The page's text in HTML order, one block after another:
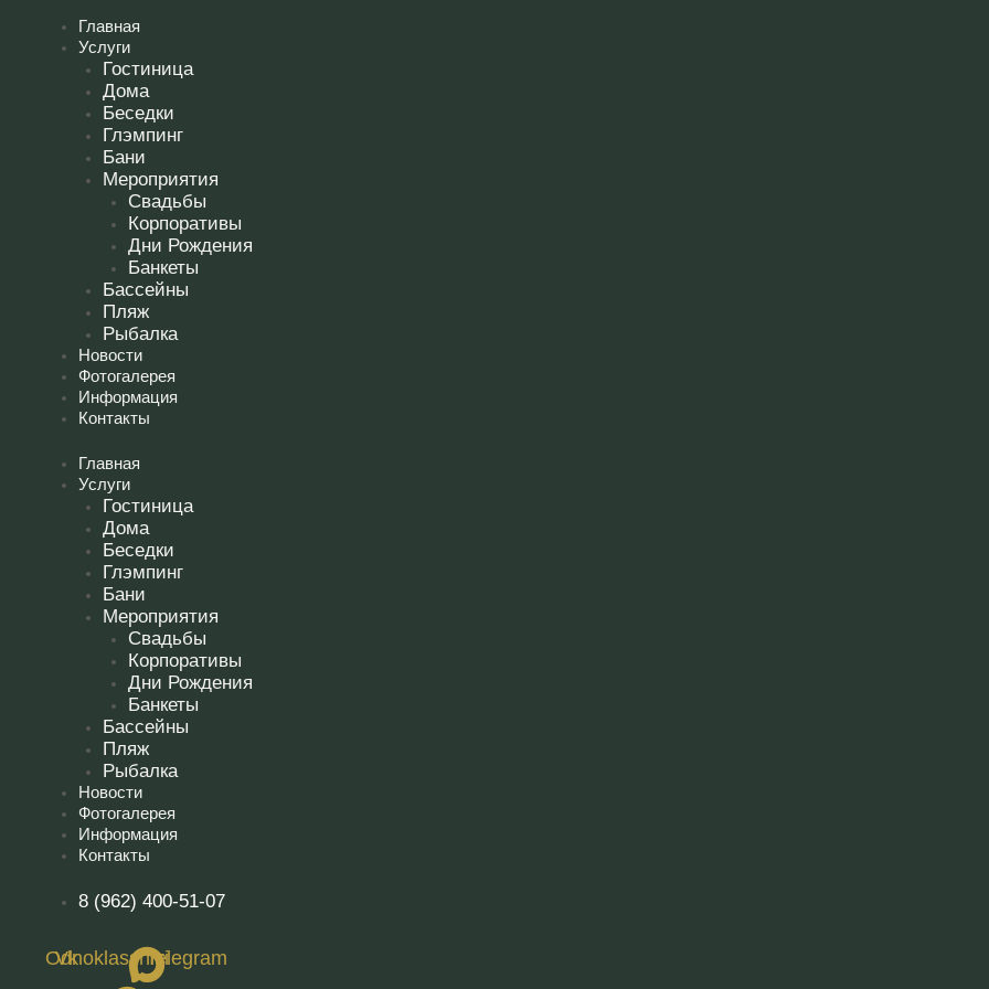
содержимому
Главная
Услуги
Гостиница
Дома
Беседки
Глэмпинг
Бани
Мероприятия
Свадьбы
Корпоративы
Дни Рождения
Банкеты
Бассейны
Пляж
Рыбалка
Новости
Фотогалерея
Информация
Контакты
Главная
Услуги
Гостиница
Дома
Беседки
Глэмпинг
Бани
Мероприятия
Свадьбы
Корпоративы
Дни Рождения
Банкеты
Бассейны
Пляж
Рыбалка
Новости
Фотогалерея
Информация
Контакты
8 (962) 400-51-07
Vk
OdnoklassnikiTelegram